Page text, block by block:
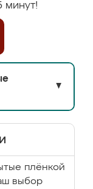
минут!
▼
плёнкой
выбор